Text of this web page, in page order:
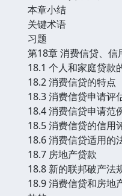
本章小结
关键术语
习题
第18章 消费信贷、信
18.1 个人和家庭贷款
18.2 消费信贷的特点
18.3 消费信贷申请评
18.4 消费信贷申请范
18.5 消费信贷的信用
18.6 消费信贷适用的
18.7 房地产贷款
18.8 新的联邦破产法
18.9 消费信贷和房地